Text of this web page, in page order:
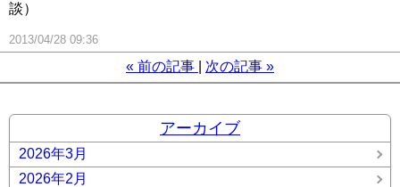
談）
2013/04/28 09:36
« 前の記事 次の記事 »
アーカイブ
2026年3月
2026年2月